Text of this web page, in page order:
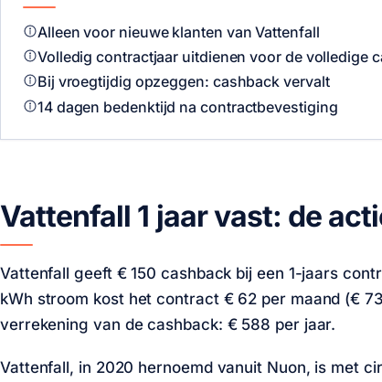
Alleen voor nieuwe klanten van Vattenfall
Volledig contractjaar uitdienen voor de volledige
Bij vroegtijdig opzeggen: cashback vervalt
14 dagen bedenktijd na contractbevestiging
Vattenfall 1 jaar vast: de
Vattenfall geeft € 150 cashback bij een 1-jaars
kWh stroom kost het contract € 62 per maand (€
verrekening van de cashback: € 588 per jaar.
Vattenfall, in 2020 hernoemd vanuit Nuon, is met